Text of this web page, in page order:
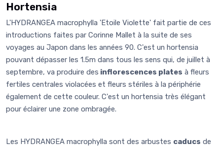
Hortensia
L'HYDRANGEA macrophylla 'Etoile Violette' fait partie de ces
introductions faites par Corinne Mallet à la suite de ses
voyages au Japon dans les années 90. C'est un hortensia
pouvant dépasser les 1.5m dans tous les sens qui, de juillet à
septembre, va produire des inflorescences plates à fleurs
fertiles centrales violacées et fleurs stériles à la périphérie
également de cette couleur. C'est un hortensia très élégant
pour éclairer une zone ombragée.
Les HYDRANGEA macrophylla sont des arbustes caducs de